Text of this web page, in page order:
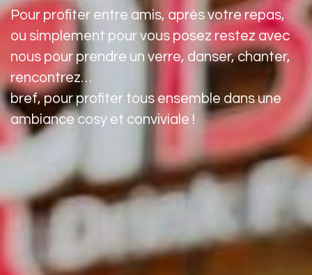
Pour profiter entre amis, après votre repas,
ou simplement pour vous posez restez avec
nous pour prendre un verre, danser, chanter,
rencontrez…
bref, pour profiter tous ensemble dans une
ambiance cosy et conviviale !